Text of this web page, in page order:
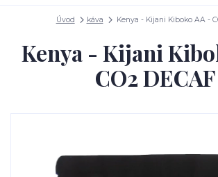
Úvod káva Kenya - Kijani Kiboko AA -
Kenya - Kijani
CO2 DECAF